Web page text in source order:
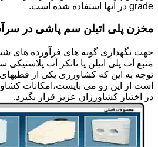
grade در آنها استفاده شده است.
مخزن پلی اتیلن سم پاشی در
جهت نگهداری گونه های فرآورده های
منبع آب پلی اتیلن یا تانکر آب پلاستیکی
توجه به این که کشاورزی یکی از
است از این رو می بایست،امکانات
در اختیار کشاورزان عزیز قرار بگیرد.